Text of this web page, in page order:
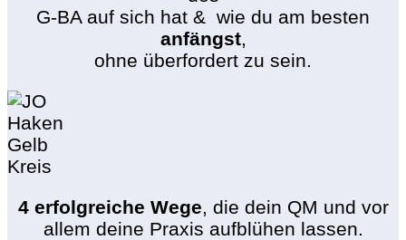
G-BA auf sich hat & wie du am besten
anfängst,
ohne überfordert zu sein.
4 erfolgreiche Wege, die dein QM und vor
allem deine Praxis aufblühen lassen.